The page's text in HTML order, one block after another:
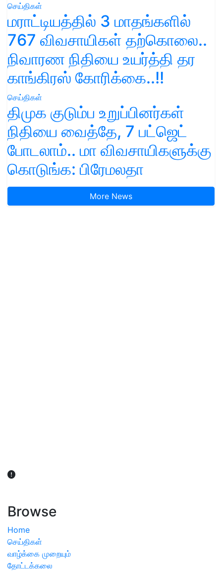
செய்திகள்
மராட்டியத்தில் 3 மாதங்களில்
767 விவசாயிகள் தற்கொலை..
நிவாரண நிதியை உயர்த்தி தர
காங்கிரஸ் கோரிக்கை..!!
செய்திகள்
திமுக குடும்ப உறுப்பினர்கள்
நிதியை வைத்தே, 7 பட்ஜெட்
போடலாம்.. மா விவசாயிகளுக்கு
கொடுங்க: பிரேமலதா
More News
Browse
Home
செய்திகள்
வாழ்க்கை முறையும்
தோட்டக்கலை